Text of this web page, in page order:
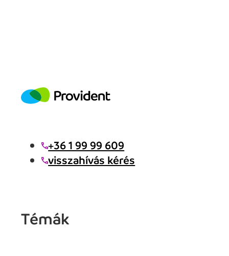
+36 1 99 99 609
visszahívás kérés
Témák